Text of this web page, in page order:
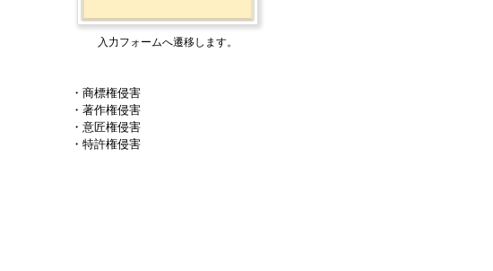
入力フォームへ遷移します。
・商標権侵害
・著作権侵害
・意匠権侵害
・特許権侵害